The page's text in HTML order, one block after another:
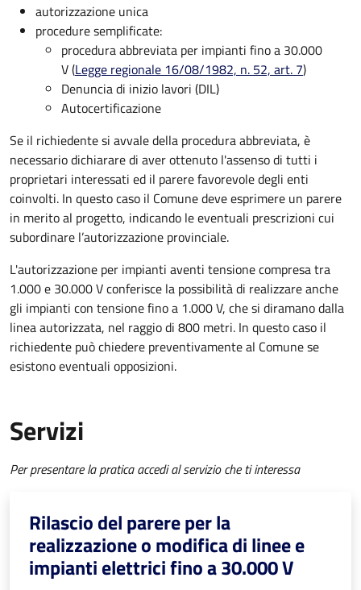
autorizzazione unica
procedure semplificate:
procedura abbreviata per impianti fino a 30.000
V (Legge regionale 16/08/1982, n. 52, art. 7)
Denuncia di inizio lavori (DIL)
Autocertificazione
Se il richiedente si avvale della procedura abbreviata, è
necessario dichiararedi aver ottenuto l'assenso di tutti i
proprietari interessati ed il parere favorevole degli enti
coinvolti. In questocaso il Comune deve esprimere un parere
in merito al progetto, indicando le eventuali prescrizioni cui
subordinare l’autorizzazione provinciale.
L'autorizzazione per impianti aventi tensione compresa tra
1.000 e 30.000 V conferisce la possibilità di realizzare anche
gli impianti con tensione fino a 1.000 V, che si diramano dalla
linea autorizzata, nel raggio di 800 metri. In questo caso il
richiedente può chiedere preventivamente al Comune se
esistono eventuali opposizioni.
Servizi
Per presentare la pratica accedi al servizio che ti interessa
Rilascio del parere per la
realizzazione o modifica di linee e
impianti elettrici fino a 30.000 V